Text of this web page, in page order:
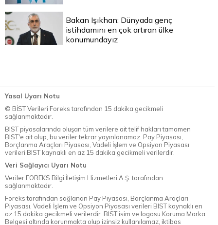
Bakan Işıkhan: Dünyada genç
istihdamını en çok artıran ülke
konumundayız
Yasal Uyarı Notu
© BİST Verileri Foreks tarafından 15 dakika gecikmeli
sağlanmaktadır.
BIST piyasalarında oluşan tüm verilere ait telif hakları tamamen
BIST'e ait olup, bu veriler tekrar yayınlanamaz. Pay Piyasası,
Borçlanma Araçları Piyasası, Vadeli İşlem ve Opsiyon Piyasası
verileri BIST kaynaklı en az 15 dakika gecikmeli verilerdir.
Veri Sağlayıcı Uyarı Notu
Veriler FOREKS Bilgi İletişim Hizmetleri A.Ş. tarafından
sağlanmaktadır.
Foreks tarafından sağlanan Pay Piyasası, Borçlanma Araçları
Piyasası, Vadeli İşlem ve Opsiyon Piyasası verileri BIST kaynaklı en
az 15 dakika gecikmeli verilerdir. BIST isim ve logosu Koruma Marka
Belgesi altında korunmakta olup izinsiz kullanılamaz, iktibas